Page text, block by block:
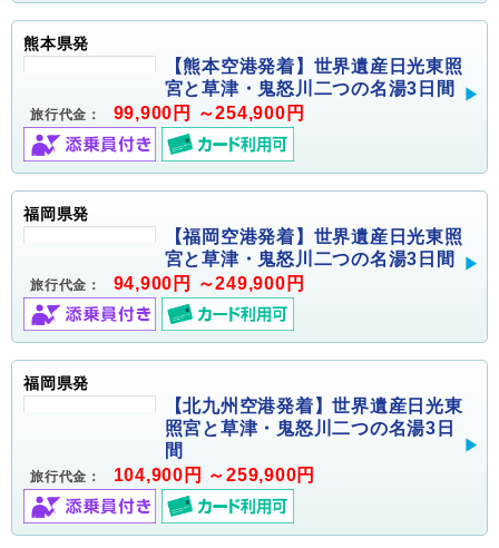
熊本県発
【熊本空港発着】世界遺産日光東照
宮と草津・鬼怒川二つの名湯3日間
旅行代金： 99,900円 ～254,900円
福岡県発
【福岡空港発着】世界遺産日光東照
宮と草津・鬼怒川二つの名湯3日間
旅行代金： 94,900円 ～249,900円
福岡県発
【北九州空港発着】世界遺産日光東
照宮と草津・鬼怒川二つの名湯3日
間
旅行代金： 104,900円 ～259,900円